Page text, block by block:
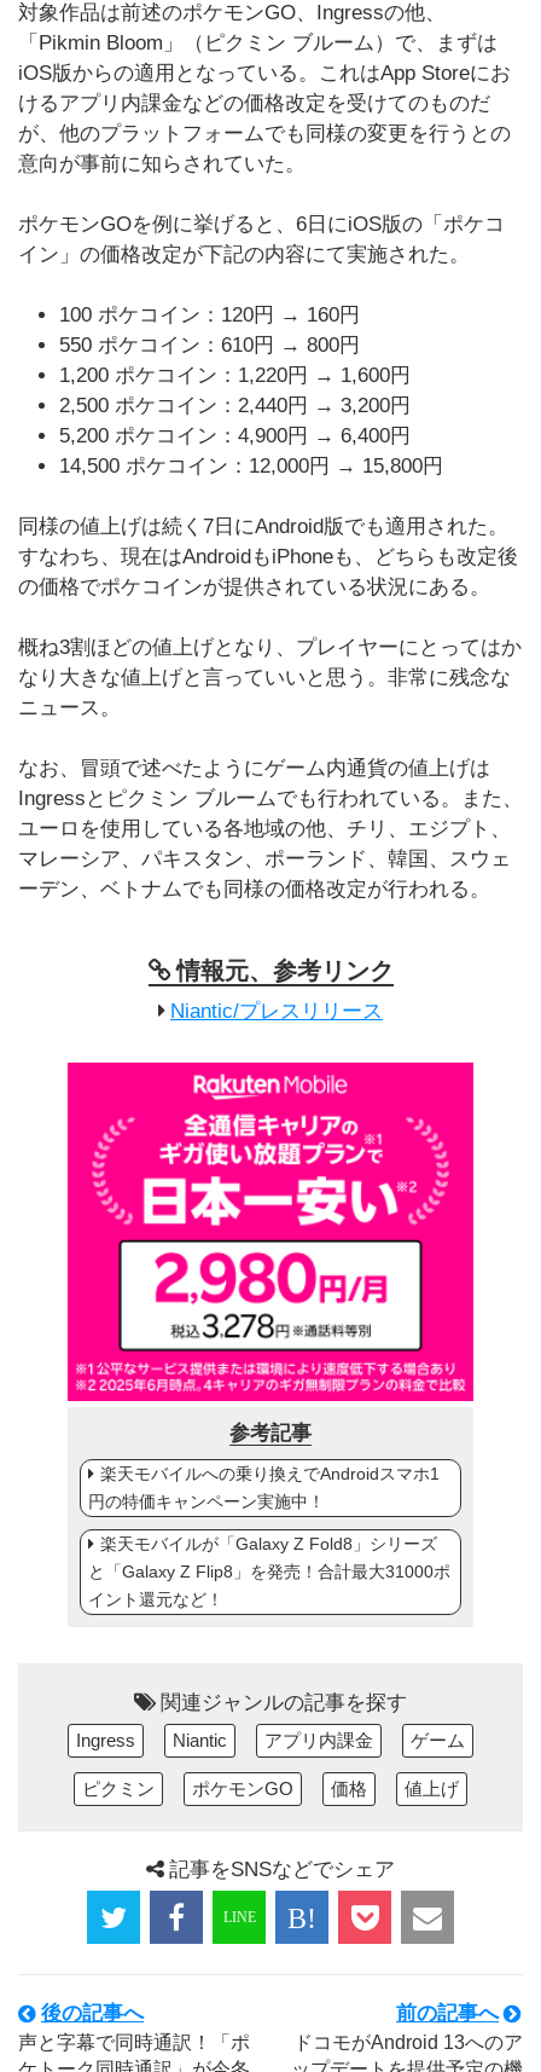
対象作品は前述のポケモンGO、Ingressの他、
「Pikmin Bloom」（ピクミン ブルーム）で、まずは
iOS版からの適用となっている。これはApp Storeにお
けるアプリ内課金などの価格改定を受けてのものだ
が、他のプラットフォームでも同様の変更を行うとの
意向が事前に知らされていた。
ポケモンGOを例に挙げると、6日にiOS版の「ポケコ
イン」の価格改定が下記の内容にて実施された。
100 ポケコイン：120円 → 160円
550 ポケコイン：610円 → 800円
1,200 ポケコイン：1,220円 → 1,600円
2,500 ポケコイン：2,440円 → 3,200円
5,200 ポケコイン：4,900円 → 6,400円
14,500 ポケコイン：12,000円 → 15,800円
同様の値上げは続く7日にAndroid版でも適用された。
すなわち、現在はAndroidもiPhoneも、どちらも改定後
の価格でポケコインが提供されている状況にある。
概ね3割ほどの値上げとなり、プレイヤーにとってはか
なり大きな値上げと言っていいと思う。非常に残念な
ニュース。
なお、冒頭で述べたようにゲーム内通貨の値上げは
Ingressとピクミン ブルームでも行われている。また、
ユーロを使用している各地域の他、チリ、エジプト、
マレーシア、パキスタン、ポーランド、韓国、スウェ
ーデン、ベトナムでも同様の価格改定が行われる。
情報元、参考リンク
Niantic/プレスリリース
参考記事
楽天モバイルへの乗り換えでAndroidスマホ1
円の特価キャンペーン実施中！
楽天モバイルが「Galaxy Z Fold8」シリーズ
と「Galaxy Z Flip8」を発売！合計最大31000ポ
イント還元など！
関連ジャンルの記事を探す
Ingress Niantic アプリ内課金 ゲーム
ピクミン ポケモンGO 価格 値上げ
記事をSNSなどでシェア
後の記事へ
声と字幕で同時通訳！「ポ
前の記事へ
ドコモがAndroid 13へのア